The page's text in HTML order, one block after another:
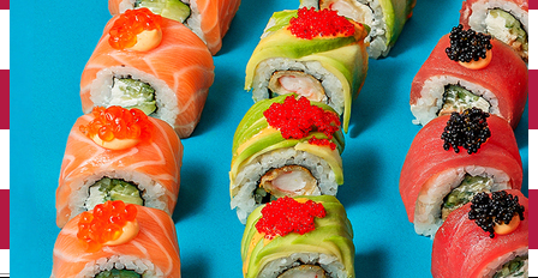
English